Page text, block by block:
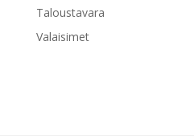
Taloustavara
Valaisimet